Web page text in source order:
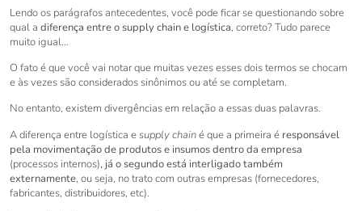
Lendo os parágrafos antecedentes, você pode ficar se questionando sobre
qual a diferença entre o supply chain e logística, correto? Tudo parece
muito igual…
O fato é que você vai notar que muitas vezes esses dois termos se chocam
e às vezes são considerados sinônimos ou até se completam.
No entanto, existem divergências em relação a essas duas palavras.
A diferença entre logística esupply chainé que a primeira é responsável
pela movimentação de produtos e insumos dentro da empresa
(processos internos), já o segundo está interligado também
externamente, ou seja, no trato com outras empresas (fornecedores,
fabricantes, distribuidores, etc).